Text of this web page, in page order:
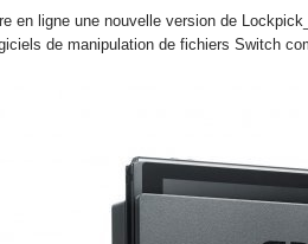
en ligne une nouvelle version de
de manipulation de fichiers Switch